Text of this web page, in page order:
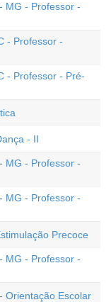
MG - Professor -
- Professor -
- Professor - Pré-
- II
MG - Professor -
MG - Professor -
Precoce
MG - Professor -
Orientação Escolar